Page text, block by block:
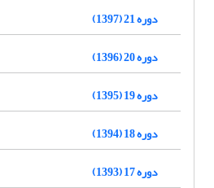
دوره 21 (1397)
دوره 20 (1396)
دوره 19 (1395)
دوره 18 (1394)
دوره 17 (1393)